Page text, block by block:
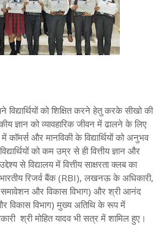
को शिक्षित करने हेतु करके सीखो की
ज्ञान को व्यावहारिक जीवन में ढालने के लिए
और मानविकी के विद्यार्थियों को अनुभव
को कम उम्र से ही वित्तीय ज्ञान और
से विद्यालय में वित्तीय साक्षरता क्लब का
रिजर्व बैंक (RBI), लखनऊ के अधिकारी,
समावेशन और विकास विभाग) और श्री आनंद
विकास विभाग) मुख्य अतिथि के रूप में
श्री मोहित यादव भी सत्र में शामिल हुए।